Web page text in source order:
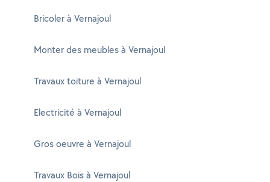
Bricoler à Vernajoul
Monter des meubles à Vernajoul
Travaux toiture à Vernajoul
Electricité à Vernajoul
Gros oeuvre à Vernajoul
Travaux Bois à Vernajoul